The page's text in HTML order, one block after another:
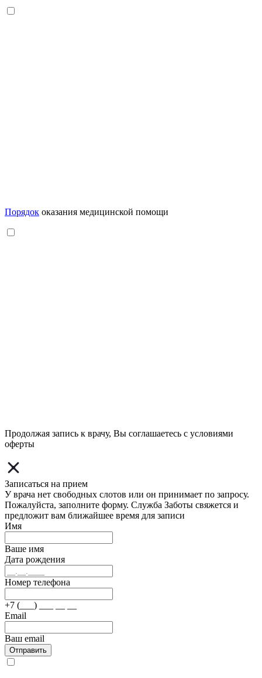
Порядок оказания медицинской помощи
Продолжая запись к врачу, Вы соглашаетесь с условиями
оферты
Записаться на прием
У врача нет свободных слотов или он принимает по запросу.
Пожалуйста, заполните форму. Служба Заботы свяжется и
предложит вам ближайшее время для записи
Имя
Ваше имя
Дата рождения
Номер телефона
+7 (___) ___ __ __
Email
Ваш email
Отправить